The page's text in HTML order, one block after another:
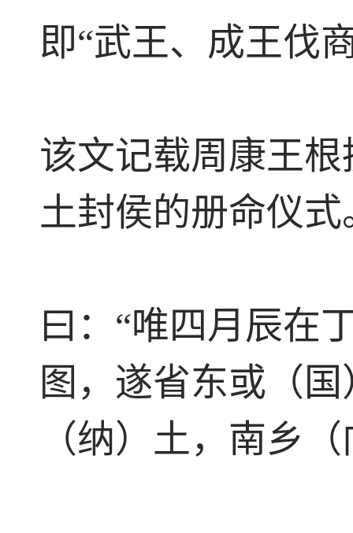
即“武王、成王伐
该文记载周康王
土封侯的册命仪式
曰：“唯四月辰在
图，遂省东或（
（纳）土，南乡